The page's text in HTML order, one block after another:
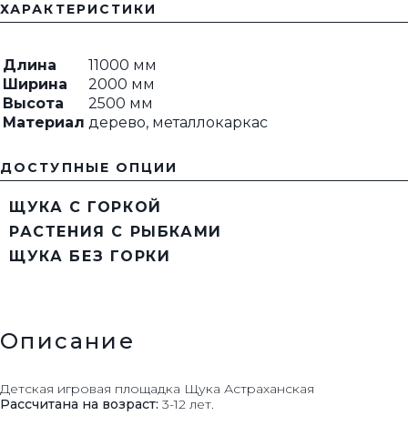
ХАРАКТЕРИСТИКИ
Длина
11000 мм
Ширина
2000 мм
Высота
2500 мм
Материал дерево, металлокаркас
ДОСТУПНЫЕ ОПЦИИ
ЩУКА С ГОРКОЙ
РАСТЕНИЯ С РЫБКАМИ
ЩУКА БЕЗ ГОРКИ
Описание
Детская игровая площадка Щука Астраханская
Рассчитана на возраст: 3-12 лет.